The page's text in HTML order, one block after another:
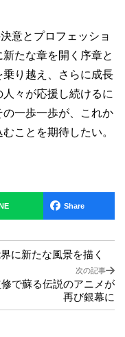
意とプロフェッショ
たな章を開く序章と
り越え、さらに成長
々が応援し続けるに
一歩一歩が、これか
ことを期待したい。
Share
に新たな風景を描く
次の記事
で蘇る伝説のアニメが
再び銀幕に